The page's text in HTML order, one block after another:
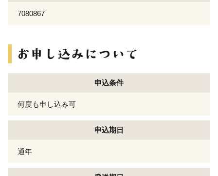
7080867
申込条件
何度も申し込み可
申込期日
通年